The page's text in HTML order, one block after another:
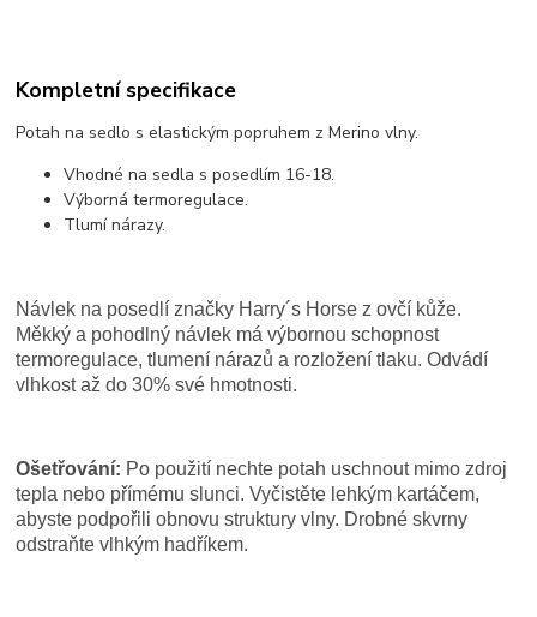
Kompletní specifikace
Potah na sedlo s elastickým popruhem z Merino vlny.
Vhodné na sedla s posedlím 16-18.
Výborná termoregulace.
Tlumí nárazy.
Návlek na posedlí značky Harry´s Horse z ovčí kůže.
Měkký a pohodlný návlek má výbornou schopnost
termoregulace, tlumení nárazů a rozložení tlaku. Odvádí
vlhkost až do 30% své hmotnosti.
Ošetřování: Po použití nechte potah uschnout mimo zdroj
tepla nebo přímému slunci. Vyčistěte lehkým kartáčem,
abyste podpořili obnovu struktury vlny. Drobné skvrny
odstraňte vlhkým hadříkem.